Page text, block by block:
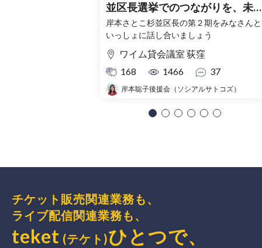
並区長選挙でのつながりを、未
へ～
岸本さとこ杉並区長の第２期をみなさんと
いっしょに話し合いましょう
ワイム貸会議室 荻窪
168
1466 37
岸本聡子後援会（ソシアルサトコズ）
チケット販売関連業務も、
ライブ配信関連業務も、
teket (テケト)ひとつで、